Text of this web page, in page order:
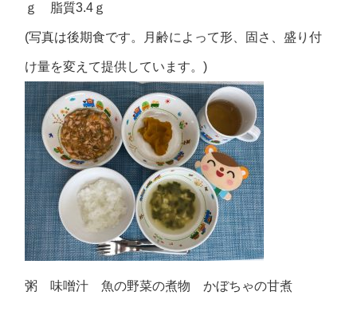
ｇ 脂質3.4ｇ
(写真は後期食です。月齢によって形、固さ、盛り付
け量を変えて提供しています。)
粥 味噌汁 魚の野菜の煮物 かぼちゃの甘煮